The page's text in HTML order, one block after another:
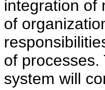
integration of
of
of
system will